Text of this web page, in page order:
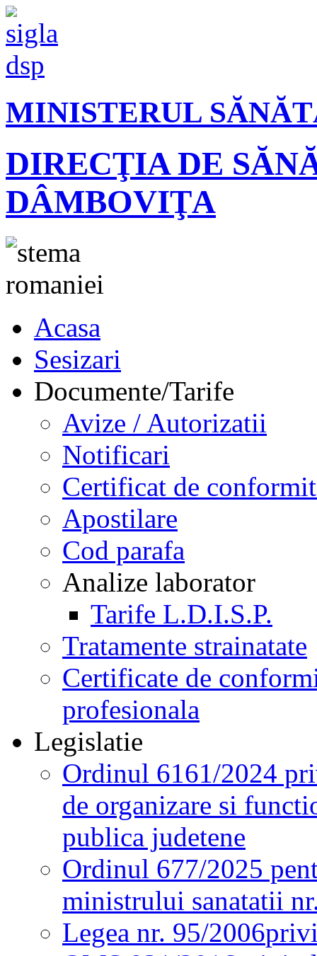
MINISTERUL
DIRECŢIA DE
DÂMBOVIŢA
Acasa
Sesizari
Documente/Tarife
Avize / Autorizatii
Notificari
Certificat de
Apostilare
Cod parafa
Analize laborator
Tarife L.D.I.S.P.
Tratamente strainatate
Certificate de
profesionala
Legislatie
Ordinul 6161/2024
de organizare si
publica judetene
Ordinul 677/2025
ministrului sanatatii
Legea nr. 95/2006